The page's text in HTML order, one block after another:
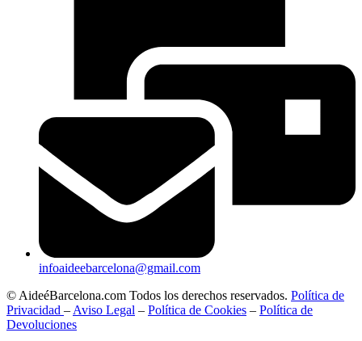
infoaideebarcelona@gmail.com
© AideéBarcelona.com Todos los derechos reservados. Política de
Privacidad – Aviso Legal – Política de Cookies – Política de
Devoluciones